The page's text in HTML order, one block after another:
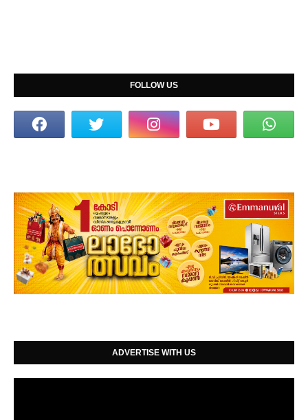
FOLLOW US
ADVERTISE WITH US